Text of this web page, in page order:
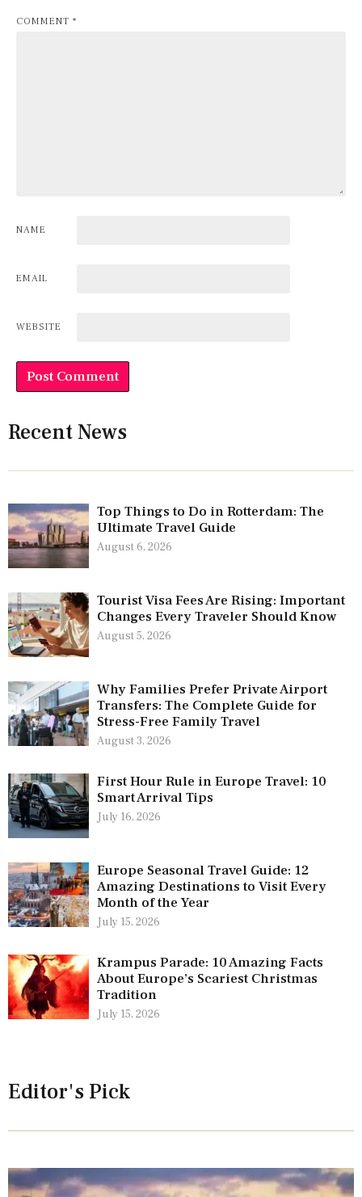
COMMENT *
NAME
EMAIL
WEBSITE
Recent News
Top Things to Do in Rotterdam: The
Ultimate Travel Guide
August 6, 2026
Tourist Visa Fees Are Rising: Important
Changes Every Traveler Should Know
August 5, 2026
Why Families Prefer Private Airport
Transfers: The Complete Guide for
Stress-Free Family Travel
August 3, 2026
First Hour Rule in Europe Travel: 10
Smart Arrival Tips
July 16, 2026
Europe Seasonal Travel Guide: 12
Amazing Destinations to Visit Every
Month of the Year
July 15, 2026
Krampus Parade: 10 Amazing Facts
About Europe’s Scariest Christmas
Tradition
July 15, 2026
Editor's Pick